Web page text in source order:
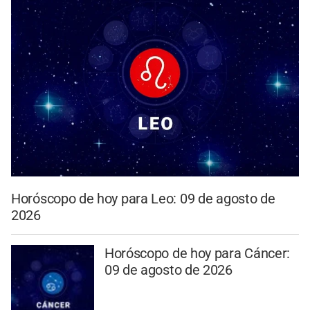
Horóscopo de hoy para Leo: 09 de agosto de
2026
Horóscopo de hoy para Cáncer:
09 de agosto de 2026